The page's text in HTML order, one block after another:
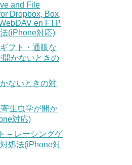
and File
Dropbox, Box,
en FTP
(iPhone対応)
フト・通販な
かないときの
ないときの対
生虫学が開か
対応)
– レーシングゲ
処法(iPhone対